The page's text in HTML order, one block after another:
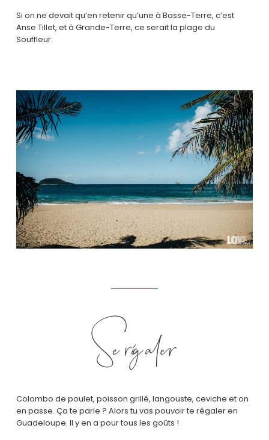
Si on ne devait qu’en retenir qu’une à Basse-Terre, c’est
Anse Tillet, et à Grande-Terre, ce serait la plage du
Souffleur.
Se régaler
Colombo de poulet, poisson grillé, langouste, ceviche et on
en passe. Ça te parle ? Alors tu vas pouvoir te régaler en
Guadeloupe. Il y en a pour tous les goûts !